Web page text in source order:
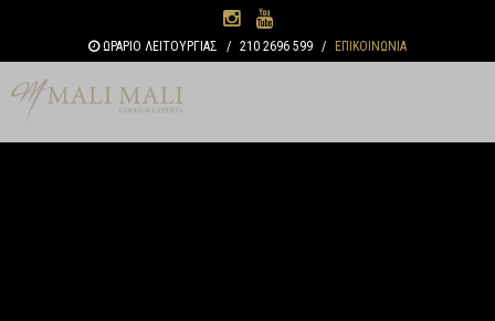
Παράκαμψη
κυρίως
ΩΡΑΡΙΟ ΛΕΙΤΟΥΡΓΙΑΣ / 210 2696 599 / ΕΠΙΚΟΙΝΩΝΙΑ